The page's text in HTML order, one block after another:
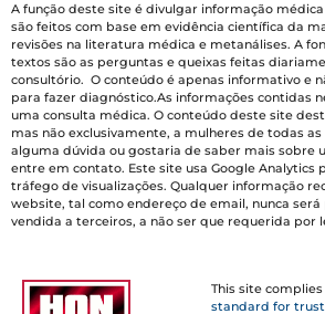
A função deste site é divulgar informação
são feitos com base em evidência científica da
revisões na literatura médica e metanálises. A
textos são as perguntas e queixas feitas
consultório. O conteúdo é apenas informativo e
para fazer diagnóstico.As informações contidas
uma consulta médica. O conteúdo deste site
mas não exclusivamente, a mulheres de todas
alguma dúvida ou gostaria de saber mais sobre
entre em contato. Este site usa Google Analytics
tráfego de visualizações. Qualquer informação
website, tal como endereço de email, nunca será
vendida a terceiros, a não ser que requerida por
This site
standard for